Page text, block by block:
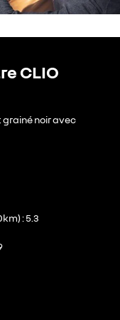
CLIO
noir avec
5.3